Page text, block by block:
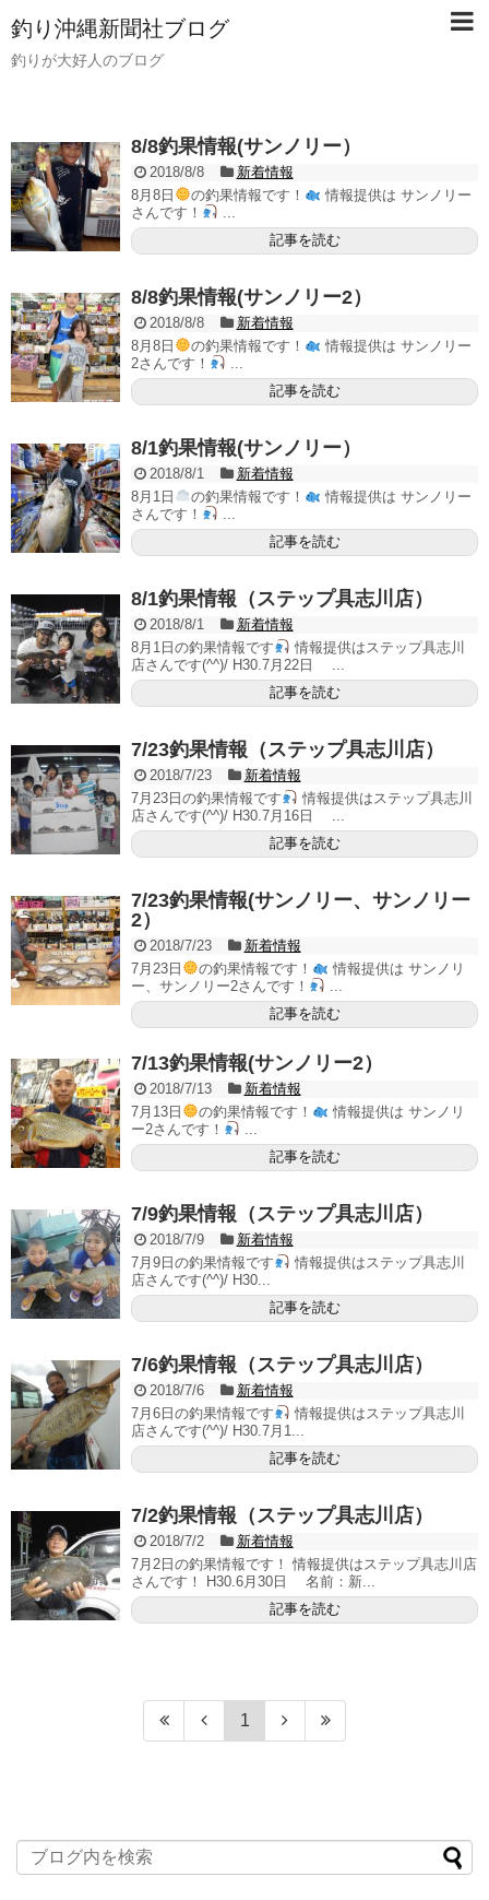
釣り沖縄新聞社ブログ
釣りが大好人のブログ
8/8釣果情報(サンノリー）
2018/8/8
新着情報
8月8日
の釣果情報です！
情報提供は サンノリー
さんです！
...
記事を読む
8/8釣果情報(サンノリー2）
2018/8/8
新着情報
8月8日
の釣果情報です！
情報提供は サンノリー
2さんです！
...
記事を読む
8/1釣果情報(サンノリー）
2018/8/1
新着情報
8月1日
の釣果情報です！
情報提供は サンノリー
さんです！
...
記事を読む
8/1釣果情報（ステップ具志川店）
2018/8/1
新着情報
8月1日の釣果情報です
情報提供はステップ具志川
店さんです(^^)/ H30.7月22日 ...
記事を読む
7/23釣果情報（ステップ具志川店）
2018/7/23
新着情報
7月23日の釣果情報です
情報提供はステップ具志川
店さんです(^^)/ H30.7月16日 ...
記事を読む
7/23釣果情報(サンノリー、サンノリー
2）
2018/7/23
新着情報
7月23日
の釣果情報です！
情報提供は サンノリ
ー、サンノリー2さんです！
...
記事を読む
7/13釣果情報(サンノリー2）
2018/7/13
新着情報
7月13日
の釣果情報です！
情報提供は サンノリ
ー2さんです！
...
記事を読む
7/9釣果情報（ステップ具志川店）
2018/7/9
新着情報
7月9日の釣果情報です
情報提供はステップ具志川
店さんです(^^)/ H30...
記事を読む
7/6釣果情報（ステップ具志川店）
2018/7/6
新着情報
7月6日の釣果情報です
情報提供はステップ具志川
店さんです(^^)/ H30.7月1...
記事を読む
7/2釣果情報（ステップ具志川店）
2018/7/2
新着情報
7月2日の釣果情報です！ 情報提供はステップ具志川店
さんです！ H30.6月30日 名前：新...
記事を読む
1